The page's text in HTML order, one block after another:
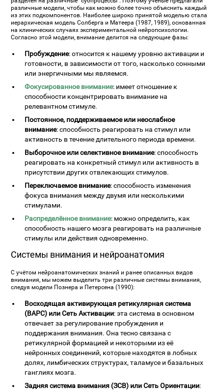
различные модели, чтобы как можно более точно объяснить каждый
из этих подкомпонентов. Наиболее широко принятой моделью стала
иерархическая модель Солберга и Матеера (1987, 1989), основанная
на клинических случаях экспериментальной нейропсихологии.
Согласно этой модели, внимание делится на следующие фазы:
Пробуждение: относится к нашему уровню активации и
готовности, в зависимости от того, насколько сонными
или энергичными мы являемся.
Фокусированное внимание: имеет отношение к
способности концентрировать внимание на
релевантном стимуле.
Постоянное, поддерживаемое или неослабное
внимание: способность реагировать на стимул или
активность в течение длительного периода времени.
Выборочное или селективное внимание: способность
реагировать на конкретный стимул или активность в
присутствии других отвлекающих стимулов.
Переключаемое внимание: способность изменения
фокуса внимания между двумя или несколькими
стимулами.
Распределённое внимание: можно определить, как
способность нашего мозга реагировать на различные
стимулы или действия одновременно.
Системы внимания и нейроанатомия
С учётом нейроанатомических знаний и ранее описанных видов
внимания, мы можем выделить три различные системы внимания,
следуя модели Познера и Петерсена (1990):
Восходящая активирующая ретикулярная система
(ВАРС) или Сеть Активации: эта система в основном
отвечает за регулирование пробуждения и
поддержания внимания. Она тесно связана с
ретикулярной формацией и некоторыми из её
нейронных соединений, которые находятся в лобных
долях, лимбических структурах, таламусе и базальных
ганглиях мозга.
Задняя система внимания (ЗСВ) или Сеть Ориентации: